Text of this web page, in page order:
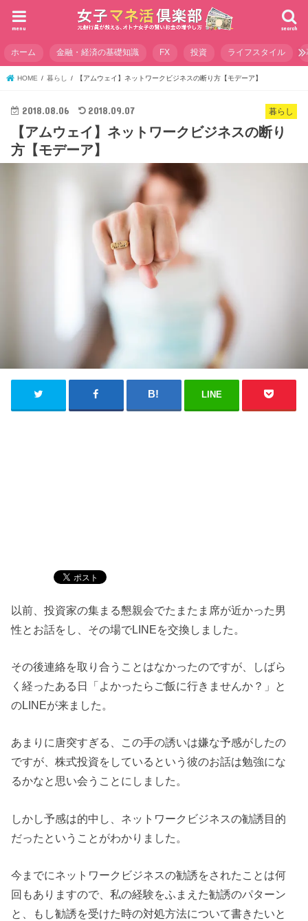
search
menu
ホーム 金融・経済の基礎知識 FX 投資 ライフスタイル
HOME 暮らし 【アムウェイ】ネットワークビジネスの断り方【モデーア】
暮らし
2018.08.06 2018.09.07
【アムウェイ】ネットワークビジネスの断り
方【モデーア】
LINE
以前、投資家の集まる懇親会でたまたま席が近かった男
性とお話をし、その場でLINEを交換しました。
その後連絡を取り合うことはなかったのですが、しばら
く経ったある日「よかったらご飯に行きませんか？」と
のLINEが来ました。
あまりに唐突すぎる、この手の誘いは嫌な予感がしたの
ですが、株式投資をしているという彼のお話は勉強にな
るかなと思い会うことにしました。
しかし予感は的中し、ネットワークビジネスの勧誘目的
だったということがわかりました。
今までにネットワークビジネスの勧誘をされたことは何
回もありますので、私の経験をふまえた勧誘のパターン
と、もし勧誘を受けた時の対処方法について書きたいと